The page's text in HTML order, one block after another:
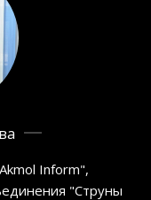
Inform",
"Струны